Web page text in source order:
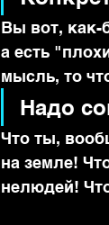
Вы вот, как-
а есть
мысль, то
Надо
Что ты,
на земле!
нелюдей!